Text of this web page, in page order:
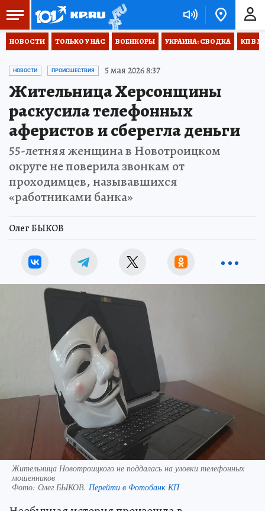
НОВОСТИ ТОЛЬКО У НАС ВОЕНКОРЫ УКРАИНА: СВОДКА КП В
НОВОСТИ ПРОИСШЕСТВИЯ 5 мая 2026 8:37
Жительница Херсонщины
раскусила телефонных
аферистов и сберегла деньги
55-летняя женщина в Новотроицком
округе не поверила звонкам от
проходимцев, называвшихся
«работниками банка»
Олег БЫКОВ
Жительница Новотроицкого не поддалась на уловки телефонных
мошенников
Фото: Олег БЫКОВ. Перейти в Фотобанк КП